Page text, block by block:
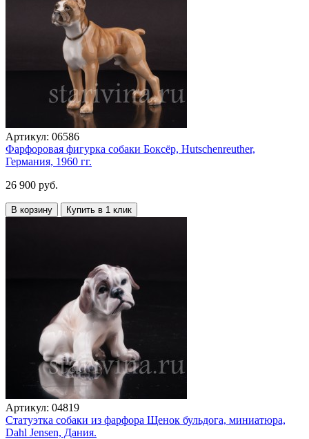
Артикул: 06586
Фарфоровая фигурка собаки Боксёр, Hutschenreuther,
Германия, 1960 гг.
26 900 руб.
В корзину Купить в 1 клик
Артикул: 04819
Статуэтка собаки из фарфора Щенок бульдога, миниатюра,
Dahl Jensen, Дания.